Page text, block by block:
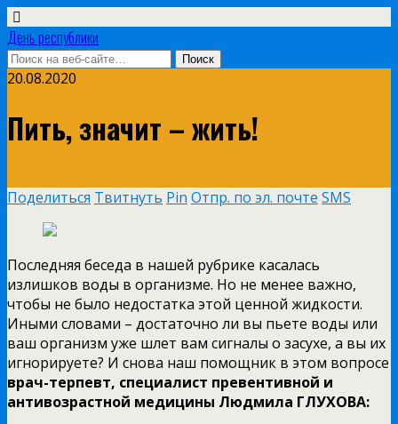
День республики
20.08.2020
Пить, значит – жить!
Поделиться Твитнуть Pin Отпр. по эл. почте SMS
Последняя беседа в нашей рубрике касалась
излишков воды в организме. Но не менее важно,
чтобы не было недостатка этой ценной жидкости.
Иными словами – достаточно ли вы пьете воды или
ваш организм уже шлет вам сигналы о засухе, а вы их
игнорируете? И снова наш помощник в этом вопросе
врач-терпевт, специалист превентивной и
антивозрастной медицины Людмила ГЛУХОВА: